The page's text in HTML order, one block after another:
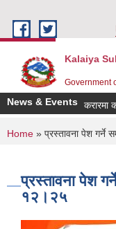
Kalaiya
Government
News & Eventsकरारमा
You are
Home » प्रस्तावना पेश गर्ने
प्रस्तावना पेश
१२।२५